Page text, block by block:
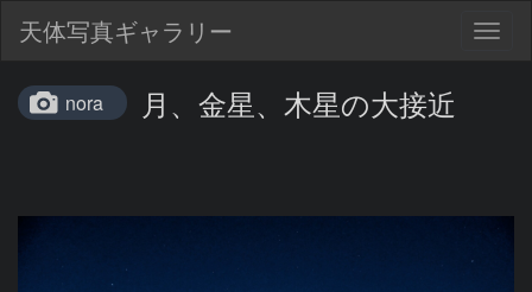
天体写真ギャラリー
nora 月、金星、木星の大接近